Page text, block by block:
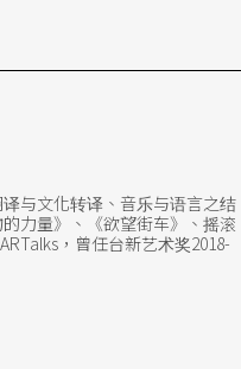
与文化转译、音乐与语言之结
力量》、《欲望街车》、摇滚
，曾任台新艺术奖2018-